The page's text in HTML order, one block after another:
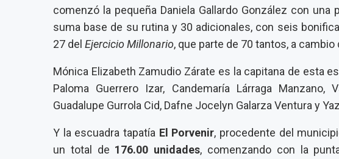
comenzó la pequeña Daniela Gallardo González con
suma base de su rutina y 30 adicionales, con seis
27 del Ejercicio Millonario, que parte de 70 tantos, a
Mónica Elizabeth Zamudio Zárate es la capitana de esta
Paloma Guerrero Izar, Candemaría Lárraga Manzano,
Guadalupe Gurrola Cid, Dafne Jocelyn Galarza Ventura y
Y la escuadra tapatía El Porvenir, procedente del
un total de 176.00 unidades, comenzando con la